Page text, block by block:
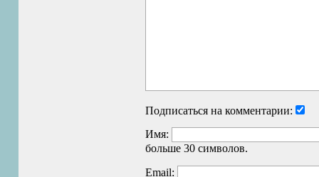
Подписаться на комментарии:
Имя:
больше 30 символов.
Email: